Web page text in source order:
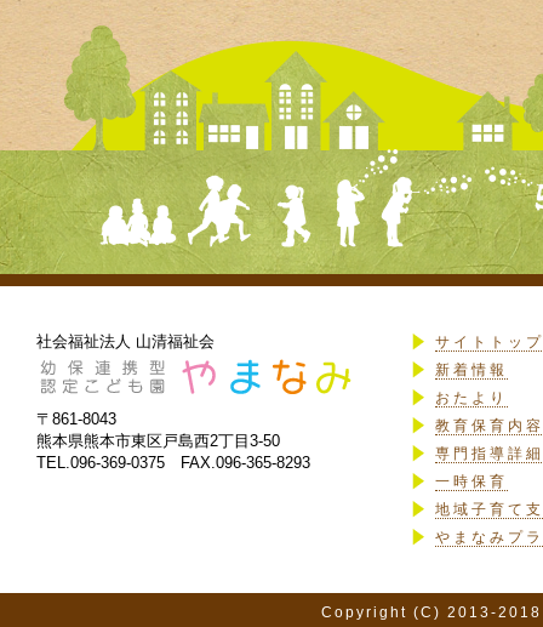
社会福祉法人 山清福祉会
〒861-8043
熊本県熊本市東区戸島西2丁目3-50
TEL.096-369-0375 FAX.096-365-8293
サイトトップ
新着情報
おたより
教育保育内
専門指導詳細
一時保育
地域子育て
やまなみプ
Copyright (C) 2013-